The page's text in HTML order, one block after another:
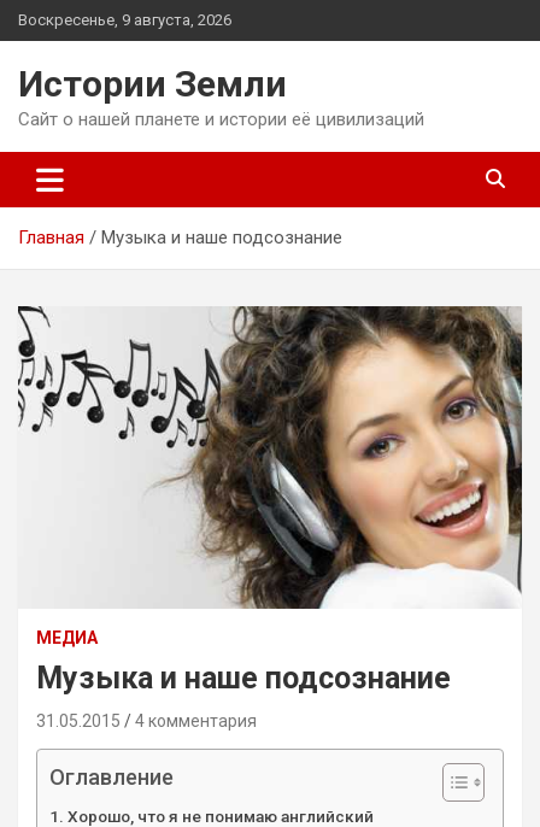
Перейти
к
Воскресенье, 9 августа, 2026
Истории Земли
Сайт о нашей планете и истории её цивилизаций
Главная Музыка и наше подсознание
МЕДИА
Музыка и наше подсознание
31.05.2015 4 комментария
Оглавление
Хорошо, что я не понимаю английский